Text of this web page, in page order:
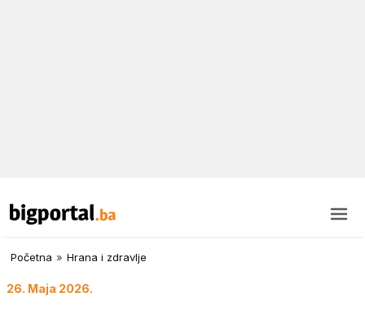
Početna » Hrana i zdravlje
26. Maja 2026.